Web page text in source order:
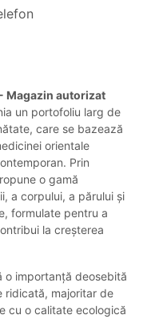
Magazin autorizat
un portofoliu larg de
care se bazează
orientale
Prin
o gamă
a corpului, a părului și
formulate pentru a
la creșterea
o importanță deosebită
ridicată, majoritar de
cu o calitate ecologică